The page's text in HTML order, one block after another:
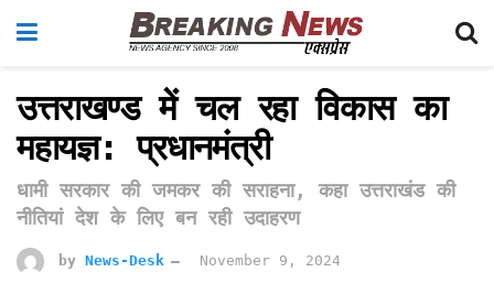
उत्तराखण्ड में चल रहा विकास का
महायज्ञ: प्रधानमंत्री
धामी सरकार की जमकर की सराहना, कहा उत्तराखंड की
नीतियां देश के लिए बन रही उदाहरण
by News-Desk November 9, 2024